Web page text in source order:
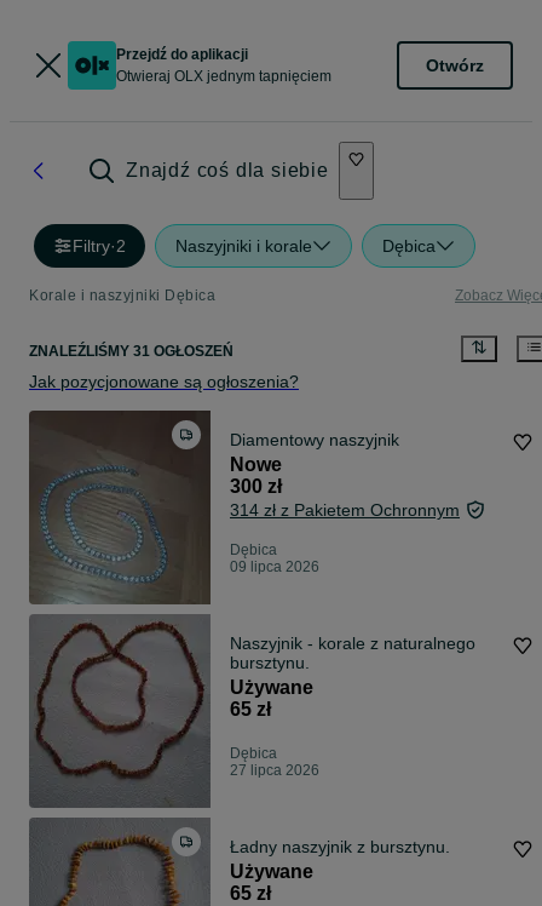
Przejdź do aplikacji
Otwieraj OLX jednym tapnięciem
Otwórz
Znajdź coś dla siebie
Filtry·2 Naszyjniki i korale Dębica
Korale i naszyjniki Dębica Zobacz
ZNALEŹLIŚMY 31 OGŁOSZEŃ
Jak pozycjonowane są ogłoszenia?
Diamentowy naszyjnik
Nowe
300 zł
314 zł z Pakietem Ochronnym
Dębica
09 lipca 2026
Naszyjnik - korale z naturalnego
bursztynu.
Używane
65 zł
Dębica
27 lipca 2026
Ładny naszyjnik z bursztynu.
Używane
65 zł